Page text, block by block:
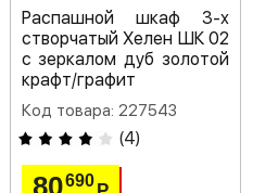
Распашной шкаф 3-х
створчатый Хелен ШК 02
с зеркалом дуб золотой
крафт/графит
Код товара: 227543
(4)
80690